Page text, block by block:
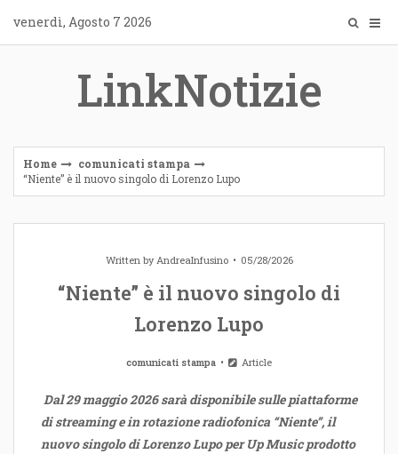
content
venerdì, Agosto 7 2026
LinkNotizie
Home
comunicati stampa
“Niente” è il nuovo singolo di Lorenzo Lupo
Written byAndreaInfusino 05/28/2026
“Niente” è il nuovo singolo di
Lorenzo Lupo
comunicati stampa Article
Dal 29 maggio 2026 sarà disponibile sulle piattaforme
di streaming e in rotazione radiofonica “Niente”, il
nuovo singolo di Lorenzo Lupo per Up Music prodotto